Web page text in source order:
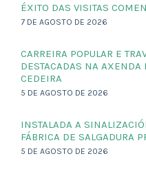
ÉXITO DAS VISITAS
7 DE AGOSTO DE 2026
CARREIRA POPULAR E
DESTACADAS NA
CEDEIRA
5 DE AGOSTO DE 2026
INSTALADA A
FÁBRICA DE SALGADURA
5 DE AGOSTO DE 2026